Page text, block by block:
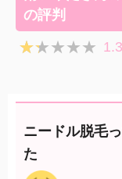
の評判
★★★★★
★★★★★
ニードル脱毛
た